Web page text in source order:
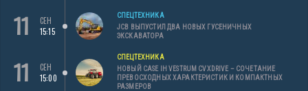
11
СЕН
15:15
СПЕЦТЕХНИКА
JCB ВЫПУСТИЛ ДВА НОВЫХ ГУСЕНИЧНЫХ
ЭКСКАВАТОРА
11
СЕН
15:00
СПЕЦТЕХНИКА
НОВЫЙ CASE IH VESTRUM CVXDRIVE – СОЧЕТАНИЕ
ПРЕВОСХОДНЫХ ХАРАКТЕРИСТИК И КОМПАКТНЫХ
РАЗМЕРОВ